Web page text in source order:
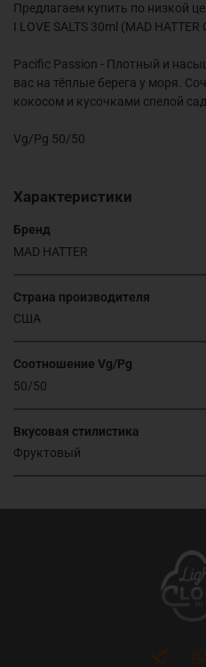
Предлагаем купить по низкой
I LOVE SALTS 30ml (MAD
Pacific Passion - Плотный и
вас на тёплые берега у моря.
кокосом и кусочками спелой
Vg/Pg 50/50
Характеристики
Бренд
MAD HATTER
Страна производителя
США
Соотношение Vg/Pg
50/50
Вкусовая стилистика
Фруктовый